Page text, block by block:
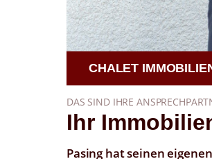
CHALET
DAS SIND IHRE
Ihr
Pasing hat seinen